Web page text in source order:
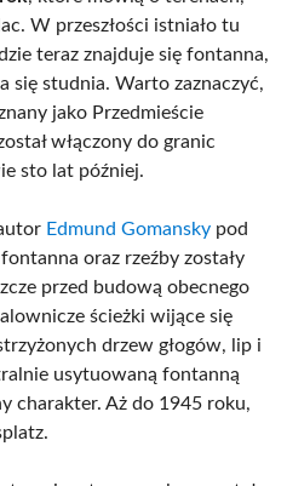
W przeszłości istniało tu
teraz znajduje się fontanna,
się studnia. Warto zaznaczyć,
jako Przedmieście
włączony do granic
sto lat później.
Edmund Gomansky pod
oraz rzeźby zostały
przed budową obecnego
ścieżki wijące się
drzew głogów, lip i
usytuowaną fontanną
charakter. Aż do 1945 roku,